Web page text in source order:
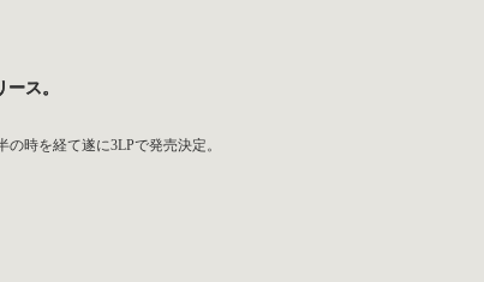
ス。
時を経て遂に3LPで発売決定。